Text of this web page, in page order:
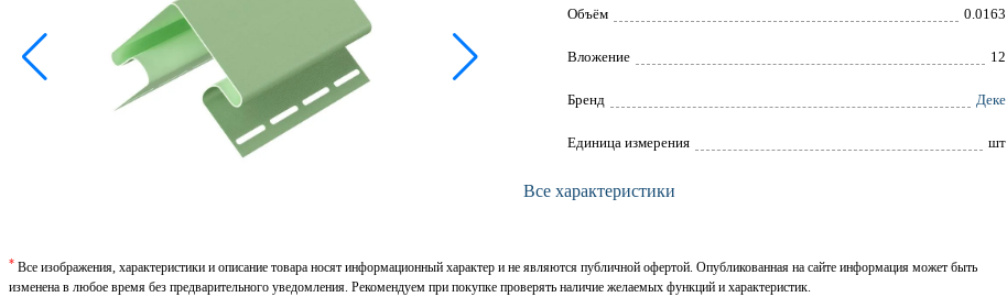
Объём 0.0163
Вложение 12
Брeнд Деке
Единица измерения шт
Все характеристики
* Все изображения, характеристики и описание товара носят информационный характер и не являются публичной офертой. Опубликованная на сайте информация может быть
изменена в любое время без предварительного уведомления. Рекомендуем при покупке проверять наличие желаемых функций и характеристик.